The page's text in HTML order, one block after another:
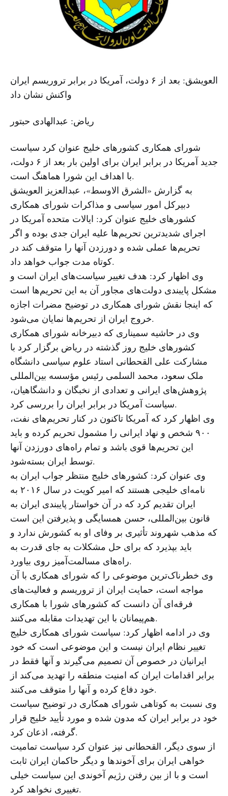
العویشق: بعد از ۶ دولت، آمریکا در برابر تروریسم ایران
واکنش نشان داد
ریاض: عبدالهادی حبتور
شورای همکاری کشورهای خلیج عنوان کرد سیاست
جدید آمریکا در برابر ایران برای اولین بار بعد از ۶ دولت،
با اهداف این شورا هماهنگ است.
به گزارش «الشرق الاوسط»، عبدالعزیز العویشق
دبیرکل امور سیاسی و مذاکرات شورای همکاری
کشورهای خلیج عنوان کرد: ایالات متحده آمریکا در
اجرای شدیدترین تحریم‌ها علیه ایران جدی بوده و اگر
تحریم‌ها عملی شده و دورزدن آنها را متوقف کند در
کوتاه مدت جواب خواهد داد.
وی اظهار کرد: هدف تغییر سیاست‌های ایران است و
مشکل پایبندی دولت‌های مجاور آن به این تحریم‌ها است
که اینجا نقش شورای همکاری در توضیح مضرات اجازه
خروج ایران از تحریم‌ها نمایان می‌شود.
وی در حاشیه سمیناری که دبیرخانه شورای همکاری
کشورهای خلیج روز گذشته در ریاض برگزار کرد با
مشارکت علی القحطانی استاد علوم سیاسی دانشگاه
ملک سعود، محمد السلمی رئیس مؤسسه بین‌المللی
پژوهش‌های ایرانی و تعدادی از نخبگان و دانشگاهیان،
سیاست آمریکا در برابر ایران را بررسی کرد.
وی اظهار کرد که آمریکا تاکنون در کنار تحریم‌های نفت،
۹۰۰ شخص و نهاد ایرانی را مشمول تحریم کرده و باید
این تحریم‌ها قوی باشد و تمام راه‌های دورزدن آنها
توسط ایران بسته‌شود.
وی عنوان کرد: کشورهای خلیج منتظر جواب ایران به
نامه‌ای خلیجی هستند که امیر کویت در سال ۲۰۱۶ به
ایران تقدیم کرد که در آن خواستار پایبندی ایران به
قانون بین‌المللی، حسن همسایگی و پذیرفتن این است
که مذهب شهروند تأثیری بر وفای او به کشورش ندارد و
باید بپذیرد که برای حل مشکلات به جای قدرت به
راه‌های مسالمت‌آمیز روی بیاورد.
وی خطرناک‌ترین موضوعی را که شورای همکاری با آن
مواجه است، حمایت ایران از تروریسم و فعالیت‌های
فرقه‌ای آن دانست که کشورهای شورا با همکاری
هم‌پیمانان با این تهدیدات مقابله می‌کنند.
وی در ادامه اظهار کرد: سیاست شورای همکاری خلیج
تغییر نظام ایران نیست و این موضوعی است که خود
ایرانیان در خصوص آن تصمیم می‌گیرند و آنها فقط در
برابر اقدامات ایران که امنیت منطقه را تهدید می‌کند از
خود دفاع کرده و آنها را متوقف می‌کنند.
وی نسبت به کوتاهی شورای همکاری در توضیح سیاست
خود در برابر ایران که مدون شده و مورد تأیید خلیج قرار
گرفته، اذعان کرد.
از سوی دیگر، القحطانی نیز عنوان کرد سیاست تمامیت
خواهی ایران برای آخوندها و دیگر حاکمان ایران ثابت
است و با از بین رفتن رژیم آخوندی این سیاست خیلی
تغییری نخواهد کرد.